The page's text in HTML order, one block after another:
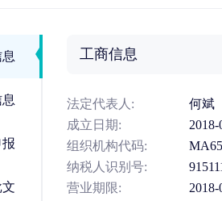
工商信息
法定代表人:
何斌
成立日期:
2018-
组织机构代码:
纳税人识别号:
营业期限: